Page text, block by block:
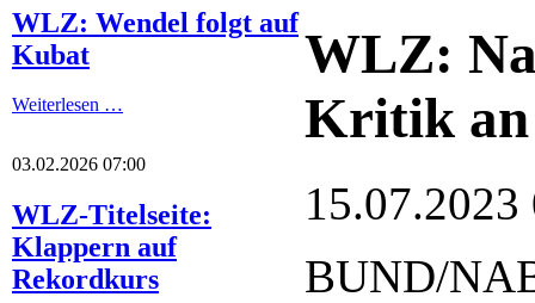
WLZ: Wendel folgt auf
Kubat
Weiterlesen …
03.02.2026 07:00
WLZ-Titelseite:
Klappern auf
Rekordkurs
WLZ:
Kritik an
15.07.2023
BUND/